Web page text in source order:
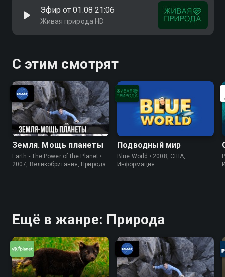
Эфир от 01.08 21:06
Живая природа HD
С этим смотрят
Земля. Мощь планеты
Earth - The Power of the Planet •
2007, Великобритания, Природа
Подводный мир
Blue World • 2008, США,
Информация
Ещё в жанре: Природа